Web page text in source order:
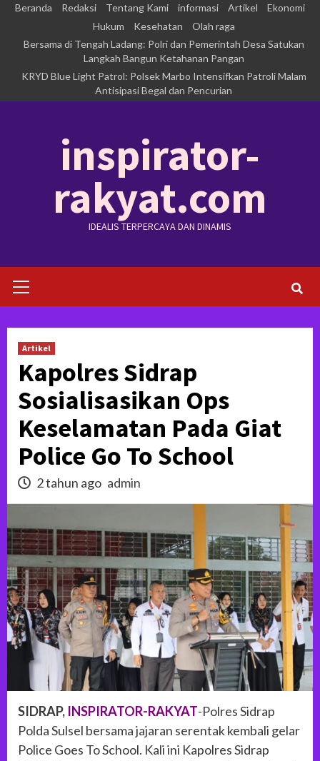
Skip
content
Beranda Redaksi Tentang Kami informasi Artikel
Ekonomi
Hukum
Kesehatan
Olah raga
Bersama di Tengah Ladang: Polri dan Pemerintah Desa Satukan
Langkah Bangun Ketahanan Pangan
KRYD Blue Light Patrol: Polsek Marbo Intensifkan Patroli Malam
Antisipasi Begal dan Pencurian
inspirator-
rakyat.com
IDEALIS TERPERCAYA DAN DINAMIS
Menu
Artikel
Kapolres Sidrap
Sosialisasikan Ops
Keselamatan Pada Giat
Police Go To School
2 tahun ago admin
SIDRAP, INSPIRATOR-RAKYAT-Polres Sidrap
Polda Sulsel bersama jajaran serentak kembali gelar
Police Goes To School. Kali ini Kapolres Sidrap